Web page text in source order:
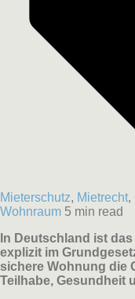
Mieterschutz, Mietrecht,
Wohnraum 5 min read
In Deutschland ist
explizit im
sichere Wohnung die
Teilhabe, Gesundheit